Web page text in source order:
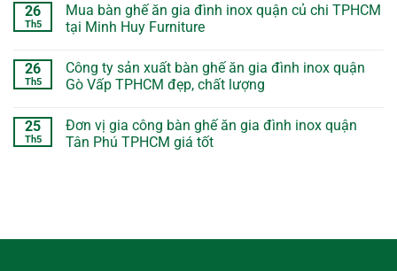
26
Th5
Mua bàn ghế ăn gia đình inox quận củ chi TPHCM
tại Minh Huy Furniture
26
Th5
Công ty sản xuất bàn ghế ăn gia đình inox quận
Gò Vấp TPHCM đẹp, chất lượng
25
Th5
Đơn vị gia công bàn ghế ăn gia đình inox quận
Tân Phú TPHCM giá tốt